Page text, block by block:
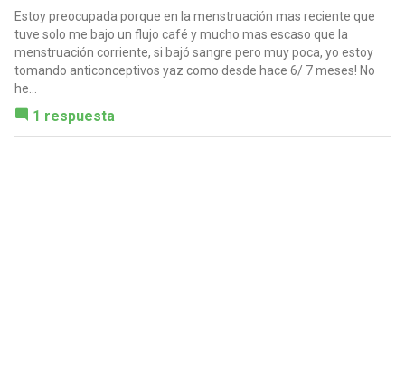
Estoy preocupada porque en la menstruación mas reciente que
tuve solo me bajo un flujo café y mucho mas escaso que la
menstruación corriente, si bajó sangre pero muy poca, yo estoy
tomando anticonceptivos yaz como desde hace 6/ 7 meses! No
he...
1 respuesta